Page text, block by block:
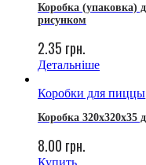
Коробка (упаковка)
рисунком
2.35 грн.
Детальніше
Коробки для пиццы
Коробка 320х320х35
8.00 грн.
Купить